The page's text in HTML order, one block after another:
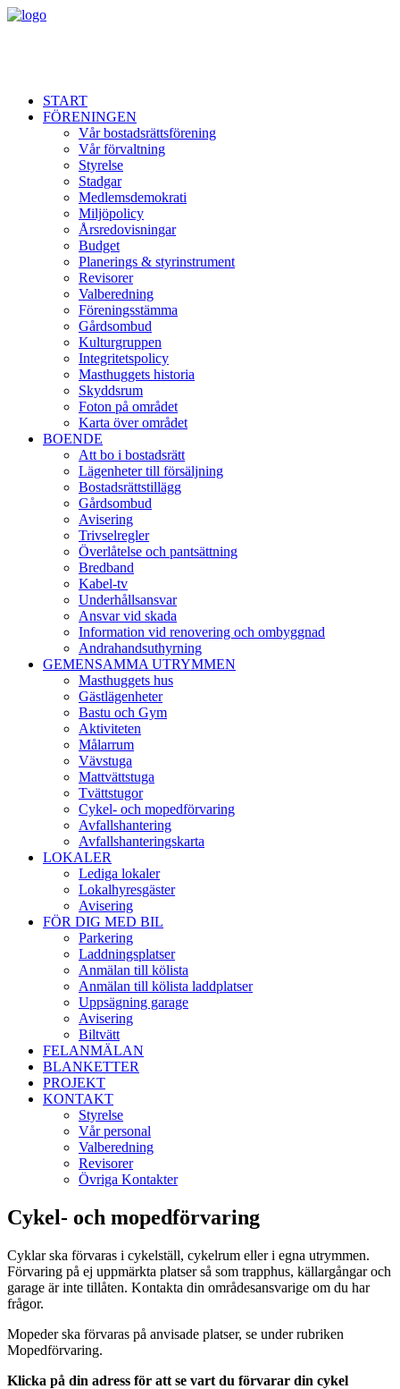
START
FÖRENINGEN
Vår bostadsrättsförening
Vår förvaltning
Styrelse
Stadgar
Medlemsdemokrati
Miljöpolicy
Årsredovisningar
Budget
Planerings & styrinstrument
Revisorer
Valberedning
Föreningsstämma
Gårdsombud
Kulturgruppen
Integritetspolicy
Masthuggets historia
Skyddsrum
Foton på området
Karta över området
BOENDE
Att bo i bostadsrätt
Lägenheter till försäljning
Bostadsrättstillägg
Gårdsombud
Avisering
Trivselregler
Överlåtelse och pantsättning
Bredband
Kabel-tv
Underhållsansvar
Ansvar vid skada
Information vid renovering och ombyggnad
Andrahandsuthyrning
GEMENSAMMA UTRYMMEN
Masthuggets hus
Gästlägenheter
Bastu och Gym
Aktiviteten
Målarrum
Vävstuga
Mattvättstuga
Tvättstugor
Cykel- och mopedförvaring
Avfallshantering
Avfallshanteringskarta
LOKALER
Lediga lokaler
Lokalhyresgäster
Avisering
FÖR DIG MED BIL
Parkering
Laddningsplatser
Anmälan till kölista
Anmälan till kölista laddplatser
Uppsägning garage
Avisering
Biltvätt
FELANMÄLAN
BLANKETTER
PROJEKT
KONTAKT
Styrelse
Vår personal
Valberedning
Revisorer
Övriga Kontakter
Cykel- och mopedförvaring
Cyklar ska förvaras i cykelställ, cykelrum eller i egna utrymmen.
Förvaring på ej uppmärkta platser så som trapphus, källargångar och
garage är inte tillåten. Kontakta din områdesansvarige om du har
frågor.
Mopeder ska förvaras på anvisade platser, se under rubriken
Mopedförvaring.
Klicka på din adress för att se vart du förvarar din cykel